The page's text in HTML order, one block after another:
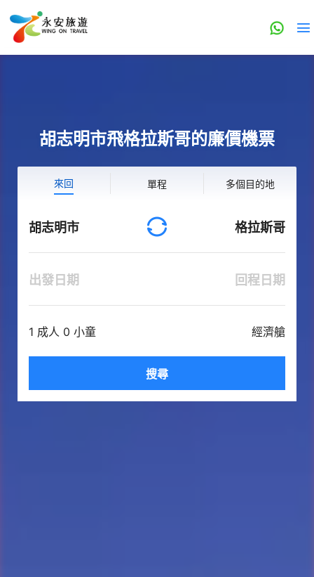
胡志明市飛格拉斯哥的廉價機票
來回 單程 多個目的地
胡志明市 格拉斯哥
出發日期 回程日期
1 成人 0 小童 經濟艙
搜尋